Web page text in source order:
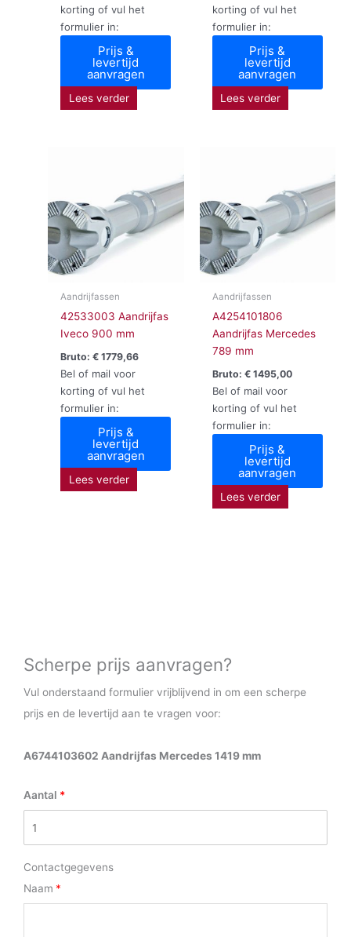
korting of vul het
formulier in:
Prijs &
levertijd
aanvragen
Lees verder
korting of vul het
formulier in:
Prijs &
levertijd
aanvragen
Lees verder
Aandrijfassen
42533003 Aandrijfas
Iveco 900 mm
Bruto:€ 1779,66
Bel of mail voor
korting of vul het
formulier in:
Prijs &
levertijd
aanvragen
Lees verder
Aandrijfassen
A4254101806
Aandrijfas Mercedes
789 mm
Bruto: €1495,00
Bel of mail voor
korting of vul het
formulier in:
Prijs &
levertijd
aanvragen
Lees verder
Scherpe prijs aanvragen?
Vul onderstaand formulier vrijblijvend in om een scherpe
prijs en de levertijd aan te vragen voor:
A6744103602 Aandrijfas Mercedes 1419 mm
Aantal
Contactgegevens
Naam